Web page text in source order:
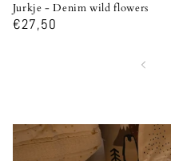
Jurkje - Denim wild flowers
Normale
€27,50